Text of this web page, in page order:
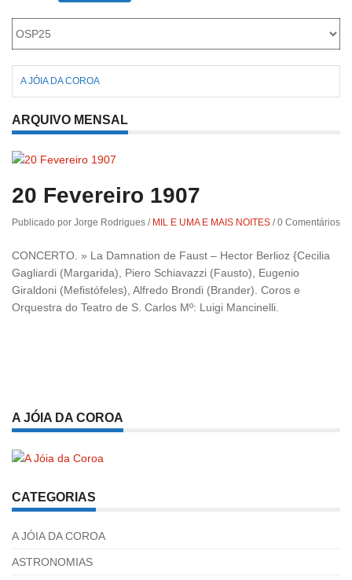
A JÓIA DA COROA
ARQUIVO MENSAL
20 Fevereiro 1907
Publicado por Jorge Rodrigues / MIL E UMA E MAIS NOITES /0 Comentários
CONCERTO. » La Damnation de Faust – Hector Berlioz {Cecilia
Gagliardi (Margarida), Piero Schiavazzi (Fausto), Eugenio
Giraldoni (Mefistófeles), Alfredo Brondi (Brander). Coros e
Orquestra do Teatro de S. Carlos Mº: Luigi Mancinelli.
A JÓIA DA COROA
CATEGORIAS
A JÓIA DA COROA
ASTRONOMIAS